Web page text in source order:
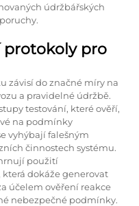
údržbářských
protokoly pro
závisí do značné míry na
a pravidelné údržbě.
testování, které ověří,
na podmínky
vyhýbají falešným
činnostech systému.
použití
dokáže generovat
účelem ověření reakce
nebezpečné podmínky.